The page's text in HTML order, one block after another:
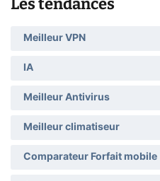
Meilleur VPN
IA
Meilleur Antivirus
Meilleur climatiseur
Comparateur Forfait mobile